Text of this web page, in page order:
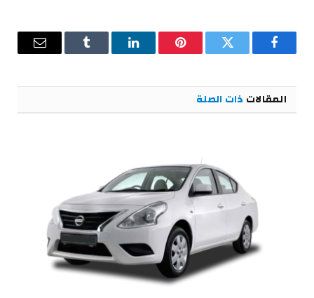
فيسبوك تويتر بينتيريستلينكدإن Tumblr
البريد
المقالات ذات الصلة